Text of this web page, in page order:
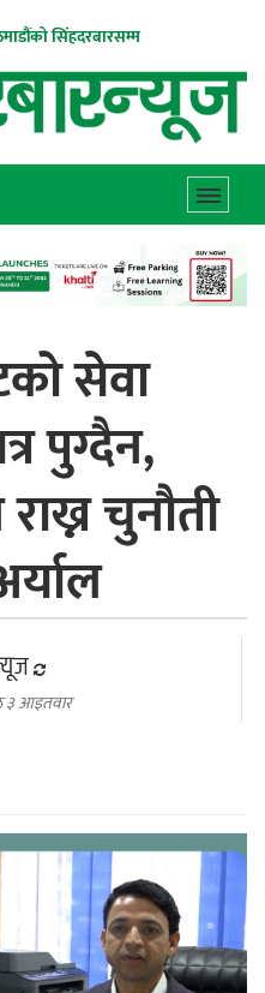
सिंहदरबारसम्म
सेवा
पुग्दैन,
चुनौती
३ आइतवार